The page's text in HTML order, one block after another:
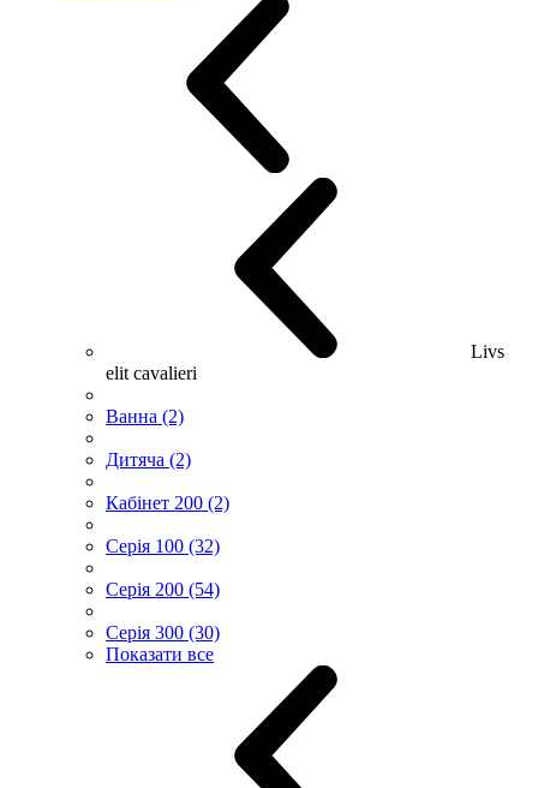
Livs
elit cavalieri
Ванна (2)
Дитяча (2)
Кабінет 200 (2)
Серія 100 (32)
Серія 200 (54)
Серія 300 (30)
Показати все